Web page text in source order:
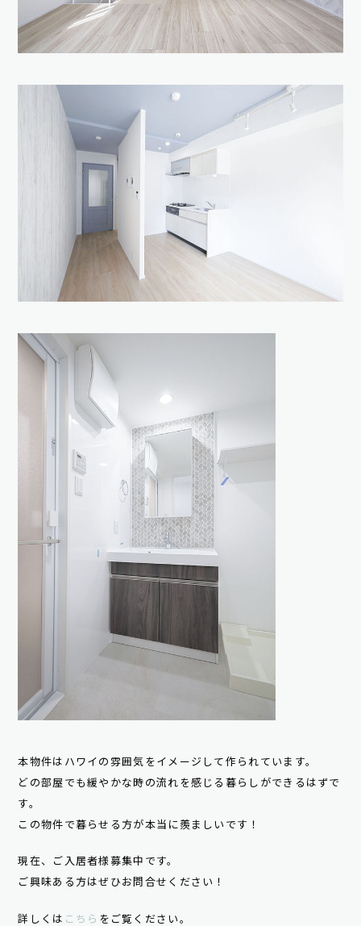
本物件はハワイの雰囲気をイメージして作られています。
どの部屋でも緩やかな時の流れを感じる暮らしができるはずで
す。
この物件で暮らせる方が本当に羨ましいです！
現在、ご入居者様募集中です。
ご興味ある方はぜひお問合せください！
詳しくは こちら をご覧ください。